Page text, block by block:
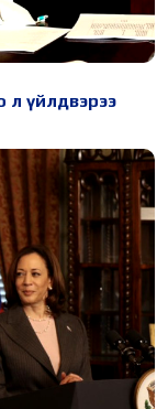
л үйлдвэрээ